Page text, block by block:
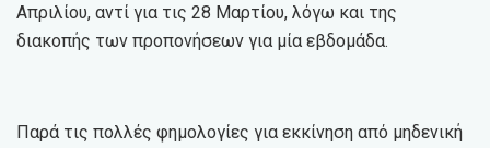
Απριλίου, αντί για τις 28 Μαρτίου, λόγω και της
διακοπής των προπονήσεων για μία εβδομάδα.
Παρά τις πολλές φημολογίες για εκκίνηση από μηδενική